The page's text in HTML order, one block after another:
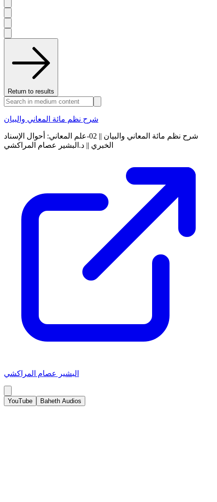
Return to results
شرح نظم مائة المعاني والبيان
شرح نظم مائة المعاني والبيان || 02-علم المعاني: أحوال الإسناد
الخبري || د.البشير عصام المراكشي
البشير عصام المراكشي
YouTube Baheth Audios